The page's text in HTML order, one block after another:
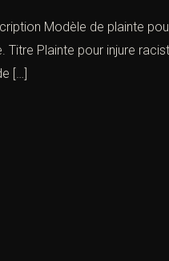
Modèle de plainte
Plainte pour injure
[…]